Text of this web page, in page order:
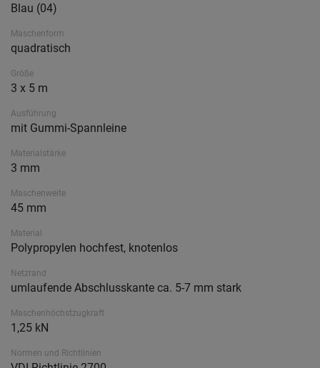
Blau (04)
Maschenform
quadratisch
Größe
3 x 5 m
Ausführung
mit Gummi-Spannleine
Materialstärke
3 mm
Maschenweite
45 mm
Material
Polypropylen hochfest, knotenlos
Netzrand
umlaufende Abschlusskante ca. 5-7 mm stark
Maschenhöchstzugkraft
1,25 kN
Normen und Richtlinien